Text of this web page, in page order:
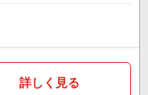
詳しく見る